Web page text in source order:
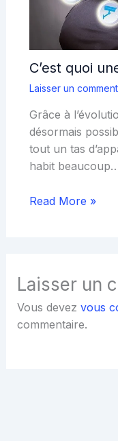
C’est quoi
Laisser un
Grâce à
désormais
tout un tas
habit
Read More »
Laisser un
Vous devez vous
commentaire.